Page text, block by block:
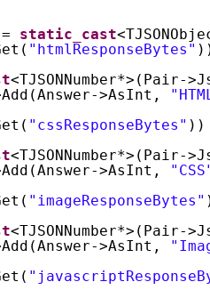
static_cast
"htmlResponseBytes"
<TJSONNumber*>(Pair-
>AsInt,
"cssResponseBytes" ))
<TJSONNumber*>(Pair-
>AsInt,
"imageResponseBytes"
<TJSONNumber*>(Pair-
>AsInt,